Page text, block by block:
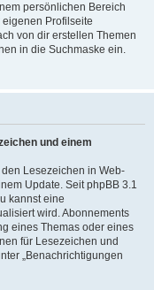
persönlichen Bereich
eigenen Profilseite
von dir erstellen Themen
in die Suchmaske ein.
und einem
Lesezeichen in Web-
Update. Seit phpBB 3.1
kannst eine
wird. Abonnements
eines Themas oder eines
für Lesezeichen und
„Benachrichtigungen